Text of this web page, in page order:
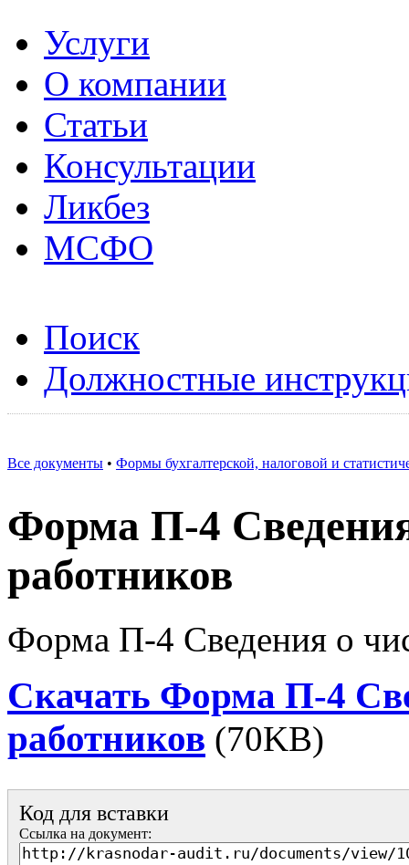
Услуги
О компании
Статьи
Консультации
Ликбез
МСФО
Поиск
Должностные
Все документы • Формы бухгалтерской, налоговой и
Форма П-4
работников
Форма П-4 Сведения о
Скачать Форма П-4
работников (70KB)
Код для вставки
Ссылка на документ: